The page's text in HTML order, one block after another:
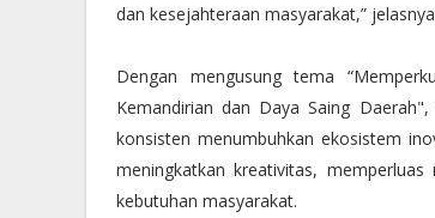
dan kesejahteraan masyarakat,”
Dengan mengusung tema
Kemandirian dan Daya Saing
konsisten menumbuhkan ekosistem
meningkatkan kreativitas,
kebutuhan masyarakat.